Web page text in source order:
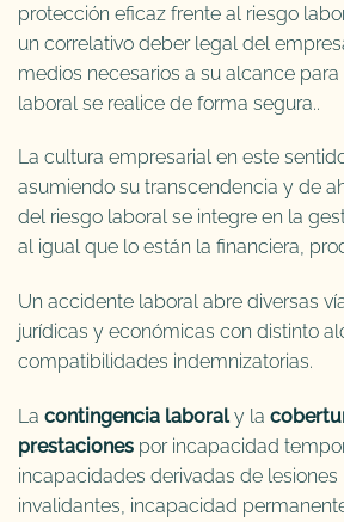
protección eficaz frente al riesgo
un correlativo deber legal del
medios necesarios a su alcance
laboral se realice de forma segura..
La cultura empresarial en este
asumiendo su transcendencia y de
del riesgo laboral se integre en la
al igual que lo están la financiera,
Un accidente laboral abre diversas
jurídicas y económicas con distinto
compatibilidades indemnizatorias.
La contingencia laboraly la
prestaciones por incapacidad
incapacidades derivadas de
invalidantes, incapacidad